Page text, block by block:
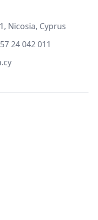
Nicosia, Cyprus
24 042 011